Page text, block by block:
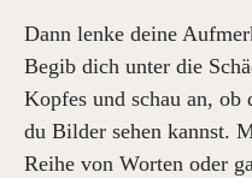
Dann lenke deine
Begib dich unter die
Kopfes und schau an,
du Bilder sehen kannst.
Reihe von Worten oder